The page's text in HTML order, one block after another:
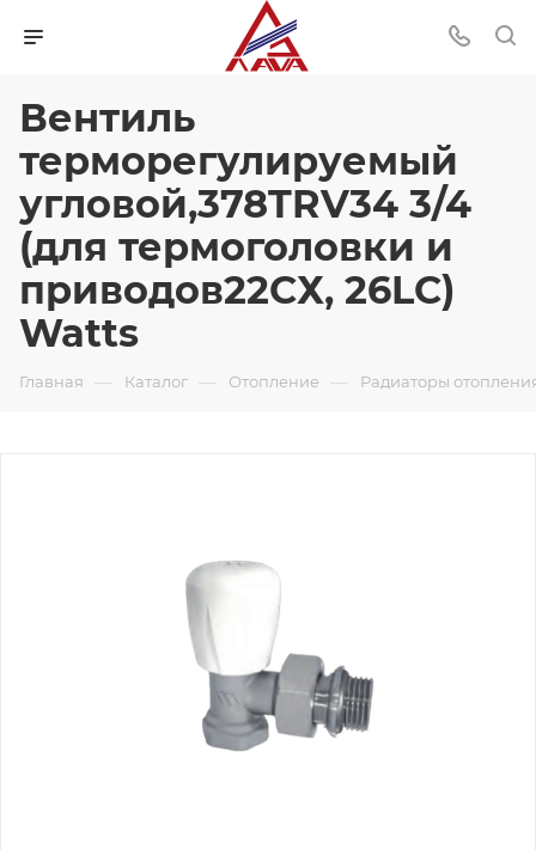
Вентиль
терморегулируемый
угловой,378TRV34 3/4
(для термоголовки и
приводов22CХ, 26LC)
Watts
Главная — Каталог — Отопление — Радиаторы